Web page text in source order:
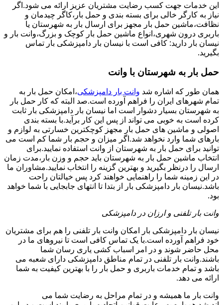
این خدمات جهت کسب رضایت مشتریان عزیز ارائه می شود.اگر
نیاز به کارگر خالی برای بسته بندی و حمل بار،کاگر چیدمان و
نظافت،ماشین حمل بار مجهز برای ارسال بار به شهرستان یا
باربری درون شهری،انواع ماشین حمل بار کوچک و بزرگ،وانت بار و
نیسان بار دارید: کافی است با نیسان بار دامپزشکی بار تماس
بگیرید.
حمل بار به شهرستان با وانت
همان طور که اشاره شد وانت بار دامپزشکی،امکان حمل بار به
تمام شهرهای ایران را فراهم آورده است.صد البته که کار حمل بار
به شهرستان بسیار دشوار است اما نیسان بار دامپزشکی بار ثابت
کرده است به خوبی می تواند از پس این کار برآید.با بسته بندی
اصولی و ماشین های حمل بار مجهز کوچکترین خسارتی به لوازم و
بارهای شما وارد نخواهد شد.اگر میزان و حجم بار شما کم است می
توانید برای حمل بار به شهرستان از وانت استفاده نمایید.برای
انتخاب ماشین حمل بار به شهرستان باید حجم و وزن بار،مدت زمان
ارسال را درنظر بگیرید و بهترین گزینه را انتخاب نمایید.مشاوران ما
در این زمینه شما را راهنمایی خواهند کرد پس خیالتان راحت
باشد.نیسان بار دامپزشکی بار از بتدا تا انتهای جابجایی با شما خواهد
بود.
وانت بار تلفنی و ارزان در دامپزشکی
نیسان بار دامپزشکی بار امکان وانت بار تلفنی را هم برای مشتریان
خود فراهم آورده است.با یک تماس کافی است تا نیروهای ما در
محل حاضر شوند و در امر اسباب کشی یاری رسان شما
باشند.وانت بار تلفنی در تمام مناطق دامپزشکی دارای شعبه می
باشد و تمام خدمات باربری و حمل بار را با بهترین کیفیت به شما
ارائه می دهد.
وانت بار ما همیشه و در تمام مراحل به رضایت شما می